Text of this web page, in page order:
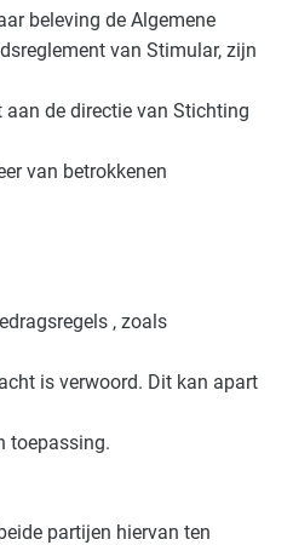
beleving de Algemene
van Stimular, zijn
de directie van Stichting
van betrokkenen
, zoals
is verwoord. Dit kan apart
toepassing.
partijen hiervan ten